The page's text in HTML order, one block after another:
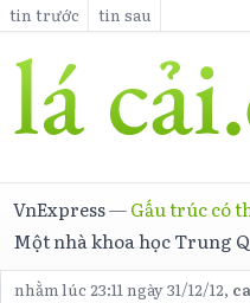
tin trước tin sau
VnExpress—Gấu trúc có
Một nhà khoa học Trung
nhằm lúc 23:11 ngày 31/12/12,